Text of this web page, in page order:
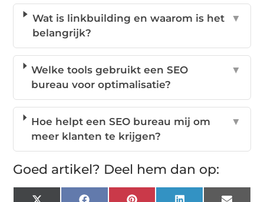
Wat is linkbuilding en waarom is het
belangrijk?
▼
Welke tools gebruikt een SEO
bureau voor optimalisatie?
▼
Hoe helpt een SEO bureau mij om
meer klanten te krijgen?
▼
Goed artikel? Deel hem dan op: